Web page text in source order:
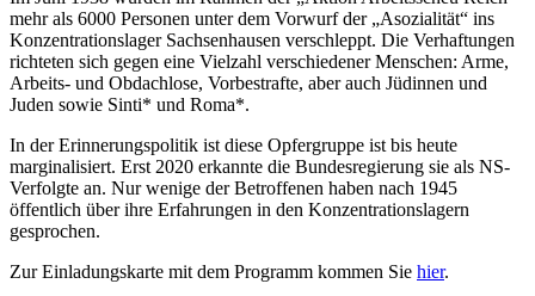
mehr als 6000 Personen unter dem Vorwurf der „Asozialität“ ins
Konzentrationslager Sachsenhausen verschleppt. Die Verhaftungen
richteten sich gegen eine Vielzahl verschiedener Menschen: Arme,
Arbeits- und Obdachlose, Vorbestrafte, aber auch Jüdinnen und
Juden sowie Sinti* und Roma*.
In der Erinnerungspolitik ist diese Opfergruppe ist bis heute
marginalisiert. Erst 2020 erkannte die Bundesregierung sie als NS-
Verfolgte an. Nur wenige der Betroffenen haben nach 1945
öffentlich über ihre Erfahrungen in den Konzentrationslagern
gesprochen.
Zur Einladungskarte mit dem Programm kommen Sie hier.